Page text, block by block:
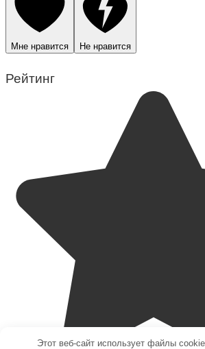
Мне нравится Не нравится
Рейтинг
Этот веб-сайт использует файлы